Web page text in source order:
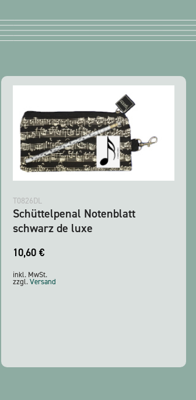
T0826DL
Schüttelpenal Notenblatt
schwarz de luxe
10,60 €
inkl. MwSt.
zzgl.Versand